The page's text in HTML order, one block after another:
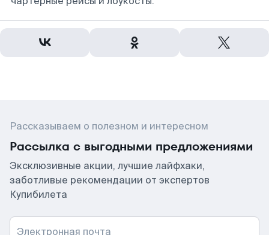
Рассказываем о полезном и интересном
Рассылка с выгодными предложениями
Эксклюзивные акции, лучшие лайфхаки,
заботливые рекомендации от экспертов
Купибилета
Электронная почта